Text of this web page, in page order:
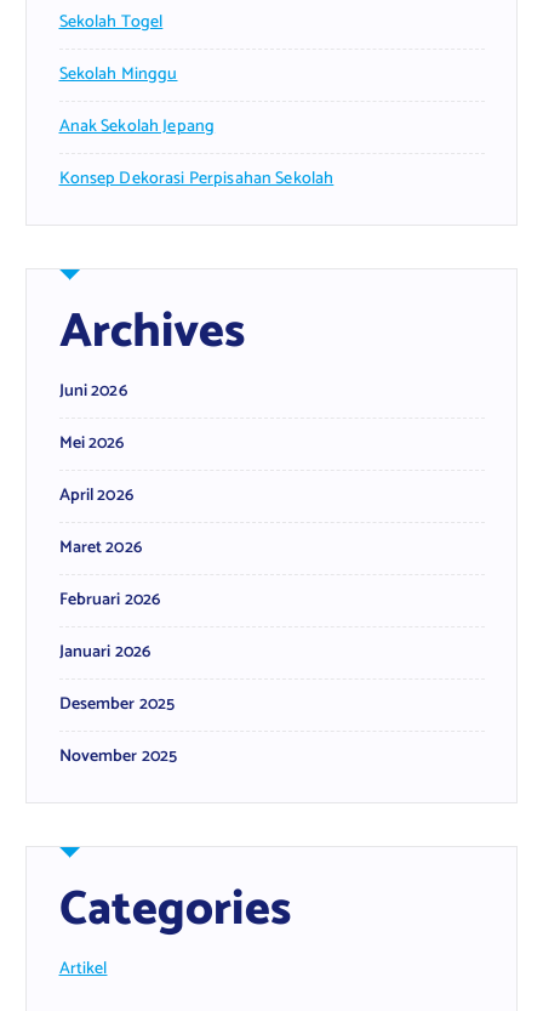
Sekolah Togel
Sekolah Minggu
Anak Sekolah Jepang
Konsep Dekorasi Perpisahan Sekolah
Archives
Juni 2026
Mei 2026
April 2026
Maret 2026
Februari 2026
Januari 2026
Desember 2025
November 2025
Categories
Artikel